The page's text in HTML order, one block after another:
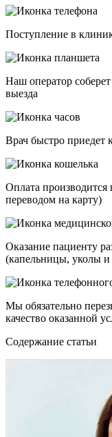
Поступление в
Наш оператор
выезда
Врач быстро приедет
Оплата
переводом на карту)
Оказание пациенту
(капельницы, уколы и
Мы обязательно
качество оказанной
Cодержание статьи